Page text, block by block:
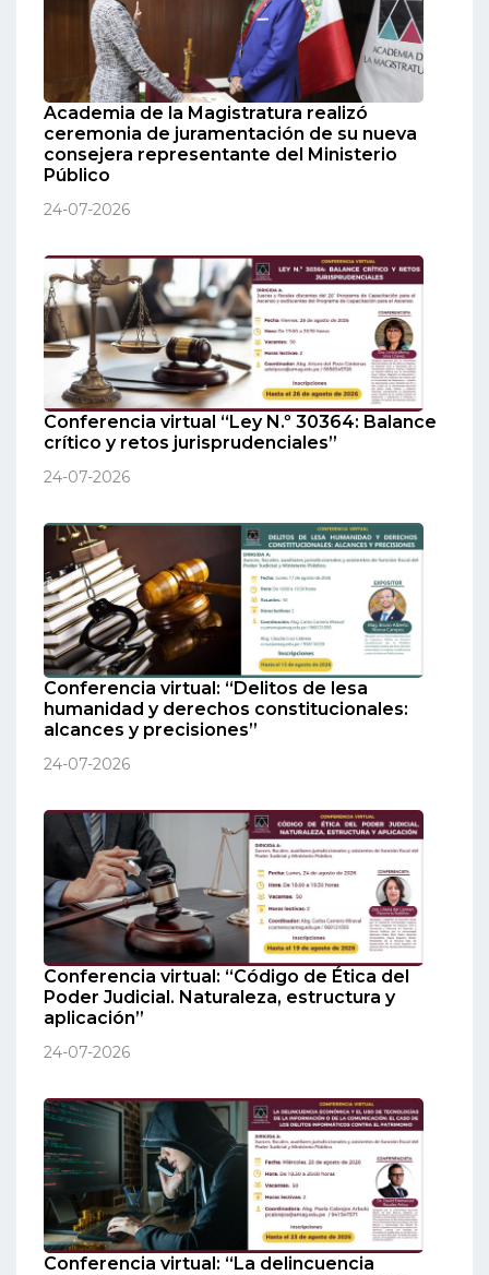
Academia de la Magistratura realizó
ceremonia de juramentación de su nueva
consejera representante del Ministerio
Público
24-07-2026
Conferencia virtual “Ley N.º 30364: Balance
crítico y retos jurisprudenciales”
24-07-2026
Conferencia virtual: “Delitos de lesa
humanidad y derechos constitucionales:
alcances y precisiones”
24-07-2026
Conferencia virtual: “Código de Ética del
Poder Judicial. Naturaleza, estructura y
aplicación”
24-07-2026
Conferencia virtual: “La delincuencia